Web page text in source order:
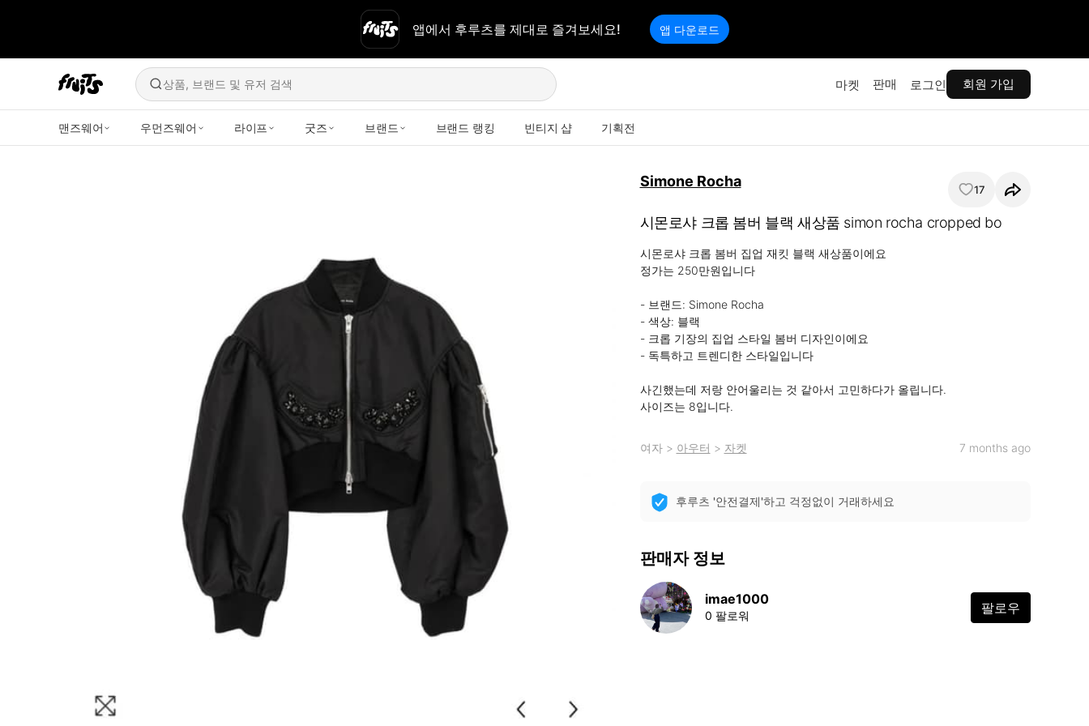
앱에서 후루츠를 제대로 즐겨보세요! 앱 다운로드
상품, 브랜드 및 유저 검색 마켓 판매 로그인 회원 가입
맨즈웨어 우먼즈웨어 라이프 굿즈 브랜드 브랜드 랭킹 빈티지 샵 기획전
Simone Rocha 17
시몬로샤 크롭 봄버 블랙 새상품 simon rocha cropped bo
시몬로샤 크롭 봄버 집업 재킷 블랙 새상품이에요
정가는 250만원입니다
- 브랜드: Simone Rocha
- 색상: 블랙
- 크롭 기장의 집업 스타일 봄버 디자인이에요
- 독특하고 트렌디한 스타일입니다
사긴했는데 저랑 안어울리는 것 같아서 고민하다가 올립니다.
사이즈는 8입니다.
여자> 아우터 > 자켓 7 months ago
후루츠 '안전결제'하고 걱정없이 거래하세요
판매자 정보
imae1000
0 팔로워 팔로우